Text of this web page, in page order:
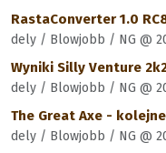
RastaConverter 1.0
dely / Blowjobb / NG @
Wyniki Silly Venture
dely / Blowjobb / NG @
The Great Axe -
dely / Blowjobb / NG @